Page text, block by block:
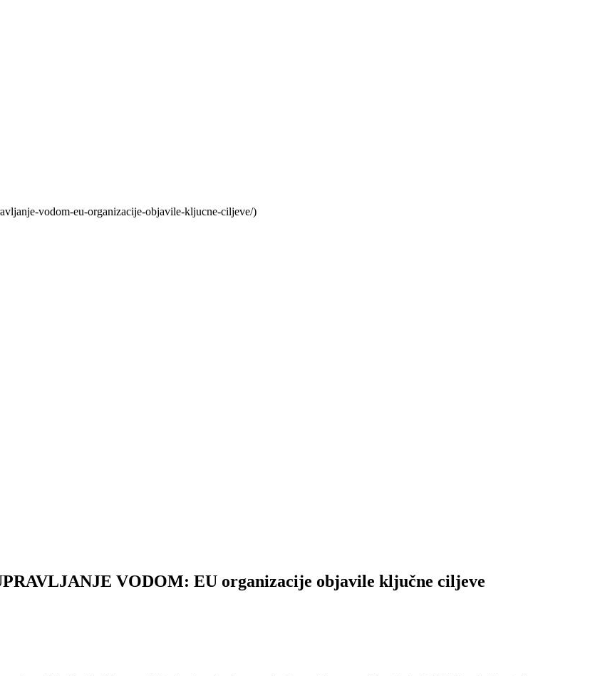
vodom-eu-organizacije-objavile-kljucne-ciljeve/)
VODOM: EU organizacije objavile ključne ciljeve